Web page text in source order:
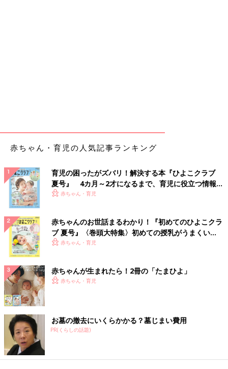
赤ちゃん・育児の人気記事ランキング
育児の困ったがズバリ！解決する本『ひよこクラブ
夏号』 4カ月～2才になるまで、育児に役立つ情報が
いっぱい！
赤ちゃん・育児
赤ちゃんのお世話まるわかり！『初めてのひよこクラ
ブ 夏号』〈巻頭大特集〉初めての授乳がうまくい
く！ おっぱい・ミルクの基本と夏のトラブル 解決テ
赤ちゃん・育児
赤ちゃんが生まれたら！2冊の「たまひよ」
赤ちゃん・育児
お墓の撤去にいくらかかる？墓じまい費用
PR(くらしの話題)